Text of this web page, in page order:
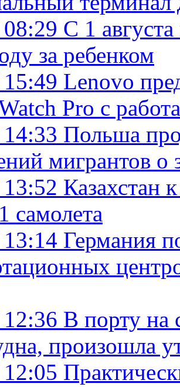
С 1
за ребенком
Lenovo
Pro с
Польша
мигрантов
Казахстан
самолета
Германия
В порту на
произошла